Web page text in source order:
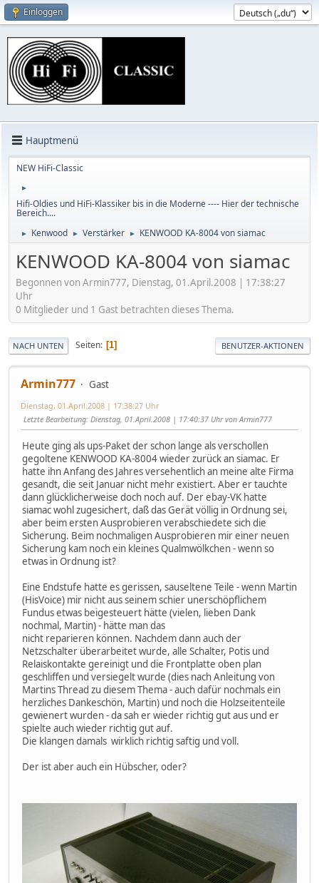
Einloggen
Hauptmenü
NEW HiFi-Classic
►
Hifi-Oldies und HiFi-Klassiker bis in die Moderne ---- Hier der technische
Bereich....
► Kenwood ► Verstärker ► KENWOOD KA-8004 von siamac
KENWOOD KA-8004 von siamac
Begonnen von Armin777, Dienstag, 01.April.2008 | 17:38:27
Uhr
0 Mitglieder und 1 Gast betrachten dieses Thema.
NACH UNTEN Seiten 1 BENUTZER-AKTIONEN
Armin777 Gast
Dienstag, 01.April.2008 | 17:38:27 Uhr
Letzte Bearbeitung: Dienstag, 01.April.2008 | 17:40:37 Uhr von Armin777
Heute ging als ups-Paket der schon lange als verschollen
gegoltene KENWOOD KA-8004 wieder zurück an siamac. Er
hatte ihn Anfang des Jahres versehentlich an meine alte Firma
gesandt, die seit Januar nicht mehr existiert. Aber er tauchte
dann glücklicherweise doch noch auf. Der ebay-VK hatte
siamac wohl zugesichert, daß das Gerät völlig in Ordnung sei,
aber beim ersten Ausprobieren verabschiedete sich die
Sicherung. Beim nochmaligen Ausprobieren mir einer neuen
Sicherung kam noch ein kleines Qualmwölkchen - wenn so
etwas in Ordnung ist?
Eine Endstufe hatte es gerissen, sauseltene Teile - wenn Martin
(HisVoice) mir nicht aus seinem schier unerschöpflichem
Fundus etwas beigesteuert hätte (vielen, lieben Dank
nochmal, Martin) - hätte man das
nicht reparieren können. Nachdem dann auch der
Netzschalter überarbeitet wurde, alle Schalter, Potis und
Relaiskontakte gereinigt und die Frontplatte oben plan
geschliffen und versiegelt wurde (dies nach Anleitung von
Martins Thread zu diesem Thema - auch dafür nochmals ein
herzliches Dankeschön, Martin) und noch die Holzseitenteile
gewienert wurden - da sah er wieder richtig gut aus und er
spielte auch wieder richtig gut auf.
Die klangen damals wirklich richtig saftig und voll.
Der ist aber auch ein Hübscher, oder?